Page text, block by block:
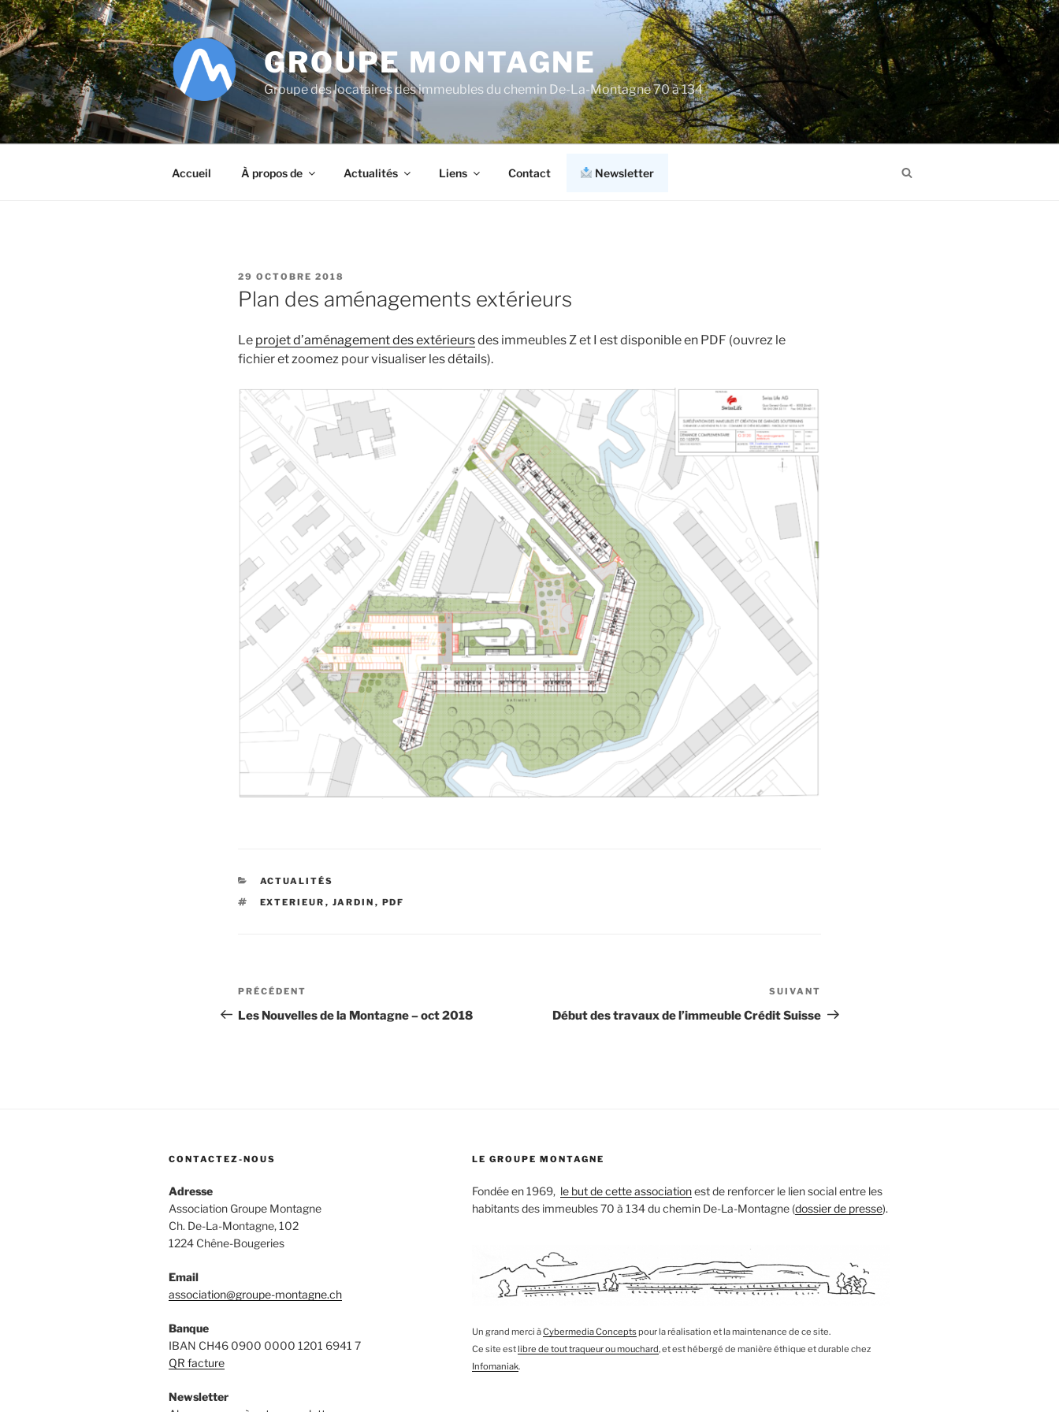
Aller
au
contenu
principal
GROUPE MONTAGNE
Groupe des locataires des immeubles du chemin De-La-Montagne 70 à 134
Accueil À propos de Actualités Liens Contact Newsletter
PUBLIÉ
LE
29 OCTOBRE 2018
Plan des aménagements extérieurs
Le projet d’aménagement des extérieursdes immeubles Z et I est disponible en PDF (ouvrez le
fichier et zoomez pour visualiser les détails).
CATÉGORIES
ACTUALITÉS
ÉTIQUETTES
EXTERIEUR , JARDIN , PDF
Navigation
de
Article
précédent
PRÉCÉDENT
Les Nouvelles de la Montagne – oct 2018
suivant
SUIVANT
Début des travaux de l’immeuble Crédit Suisse
CONTACTEZ-NOUS
Adresse
Association Groupe Montagne
Ch. De-La-Montagne, 102
1224 Chêne-Bougeries
Email
association@groupe-montagne.ch
Banque
IBAN CH46 0900 0000 1201 6941 7
QR facture
Newsletter
LE GROUPE MONTAGNE
Fondée en 1969, le but de cette associationest de renforcer le lien social entre les
habitants des immeubles 70 à 134 du chemin De-La-Montagne (dossier de presse).
Un grand merci àCybermedia Conceptspour la réalisation et la maintenance de ce site.
Ce site estlibre de tout traqueur ou mouchard, et est hébergé de manière éthique et durable chez
Infomaniak.